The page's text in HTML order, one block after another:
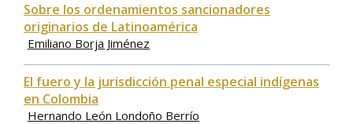
Sobre los ordenamientos sancionadores
originarios de Latinoamérica
Emiliano Borja Jiménez
El fuero y la jurisdicción penal especial indígenas
en Colombia
Hernando León Londoño Berrío